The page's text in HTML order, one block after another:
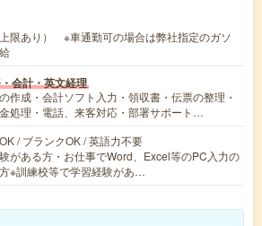
限あり） ※車通勤可の場合は弊社指定のガソ
会計・英文経理
作成・会計ソフト入力・領収書・伝票の整理・
処理・電話、来客対応・部署サポート…
/ ブランクOK / 英語力不要
がある方・お仕事でWord、Excel等のPC入力の
※訓練校等で学習経験があ…